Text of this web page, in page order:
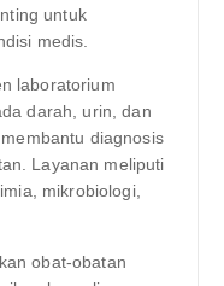
untuk
medis.
laboratorium
darah, urin, dan
diagnosis
Layanan meliputi
mikrobiologi,
obat-obatan